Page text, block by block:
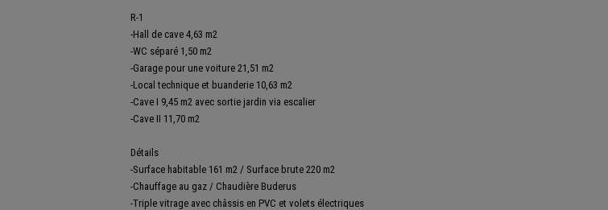
R-1
-Hall de cave 4,63 m2
-WC séparé 1,50 m2
-Garage pour une voiture 21,51 m2
-Local technique et buanderie 10,63 m2
-Cave I 9,45 m2 avec sortie jardin via escalier
-Cave II 11,70 m2
Détails
-Surface habitable 161 m2 / Surface brute 220 m2
-Chauffage au gaz / Chaudière Buderus
-Triple vitrage avec châssis en PVC et volets électriques